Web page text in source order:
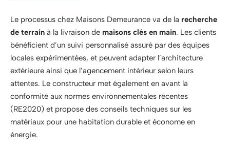
Le processus chez Maisons Demeurance va de la recherche
de terrain à la livraison de maisons clés en main. Les clients
bénéficient d’un suivi personnalisé assuré par des équipes
locales expérimentées, et peuvent adapter l’architecture
extérieure ainsi que l’agencement intérieur selon leurs
attentes. Le constructeur met également en avant la
conformité aux normes environnementales récentes
(RE2020) et propose des conseils techniques sur les
matériaux pour une habitation durable et économe en
énergie.